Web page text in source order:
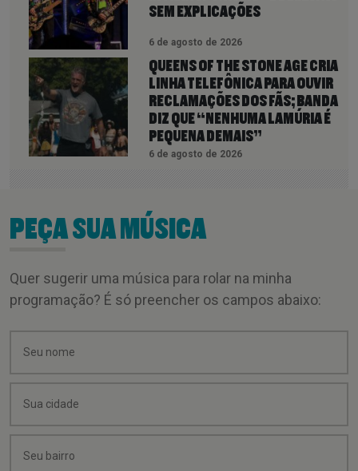
SEM EXPLICAÇÕES
6 de agosto de 2026
QUEENS OF THE STONE AGE CRIA
LINHA TELEFÔNICA PARA OUVIR
RECLAMAÇÕES DOS FÃS; BANDA
DIZ QUE “NENHUMA LAMÚRIA É
PEQUENA DEMAIS”
6 de agosto de 2026
PEÇA SUA MÚSICA
Quer sugerir uma música para rolar na minha
programação? É só preencher os campos abaixo: